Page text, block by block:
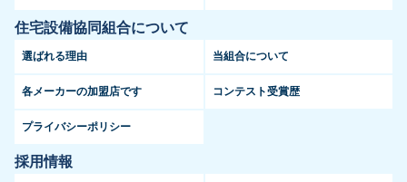
住宅設備協同組合について
選ばれる理由 当組合について
各メーカーの加盟店です コンテスト受賞歴
プライバシーポリシー
採用情報